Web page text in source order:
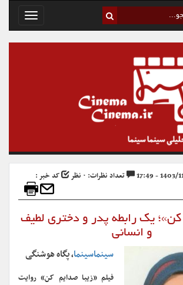
Toggle
تعداد نظرات: ۰ نظر
کد خبر :
کن»؛ یک رابطه پدر و دختری لطیف
و انسانی
سینماسینما، پگاه هوشنگی
فیلم «زیبا صدایم کن» روایت